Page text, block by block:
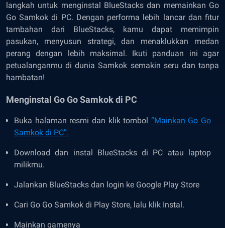
langkah untuk menginstal BlueStacks dan memainkan Go
Go Samkok di PC. Dengan performa lebih lancar dan fitur
tambahan dari BlueStacks, kamu dapat memimpin
pasukan, menyusun strategi, dan menaklukkan medan
perang dengan lebih maksimal. Ikuti panduan ini agar
petualanganmu di dunia Samkok semakin seru dan tanpa
hambatan!
Menginstal Go Go Samkok di PC
Buka halaman resmi dan klik tombol “Mainkan Go Go
Samkok di PC”.
Download dan instal BlueStacks di PC atau laptop
milikmu.
Jalankan BlueStacks dan login ke Google Play Store
Cari Go Go Samkok di Play Store, lalu klik Instal.
Mainkan gamenya